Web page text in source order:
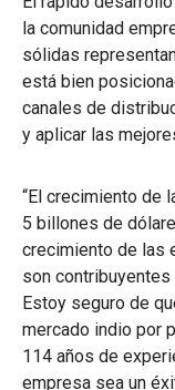
la comunidad
sólidas
está bien
canales de
y aplicar las
“El crecimiento de
5 billones de
crecimiento de las
son contribuyentes
Estoy seguro de
mercado indio por
114 años de
empresa sea un